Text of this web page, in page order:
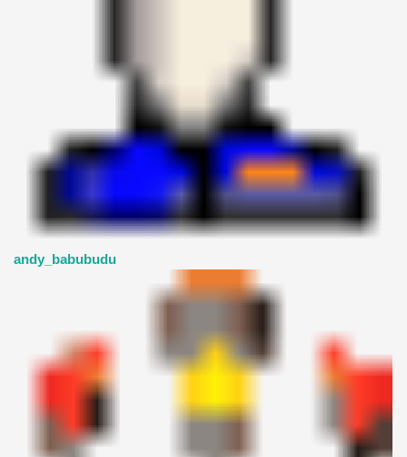
andy_babubudu